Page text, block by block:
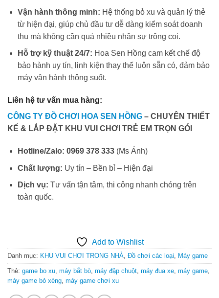
Vận hành thông minh: Hệ thống bỏ xu và quản lý thẻ
từ hiện đại, giúp chủ đầu tư dễ dàng kiểm soát doanh
thu mà không cần quá nhiều nhân sự trông coi.
Hỗ trợ kỹ thuật 24/7: Hoa Sen Hồng cam kết chế độ
bảo hành uy tín, linh kiện thay thế luôn sẵn có, đảm bảo
máy vận hành thông suốt.
Liên hệ tư vấn mua hàng:
CÔNG TY ĐỒ CHƠI HOA SEN HỒNG – CHUYÊN THIẾT
KẾ & LẮP ĐẶT KHU VUI CHƠI TRẺ EM TRỌN GÓI
Hotline/Zalo: 0969 378 333(Ms Ánh)
Chất lượng: Uy tín – Bền bỉ – Hiện đại
Dịch vụ: Tư vấn tận tâm, thi công nhanh chóng trên
toàn quốc.
Add to Wishlist
Danh mục: KHU VUI CHƠI TRONG NHÀ Đồ chơi các loại Máy game
Thẻ: game bo xu máy bắt bò máy đập chuột máy đua xe máy game
máy game bỏ xèng máy game chơi xu